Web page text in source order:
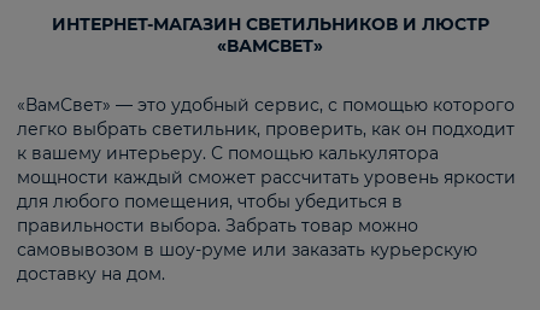
ИНТЕРНЕТ-МАГАЗИН СВЕТИЛЬНИКОВ И ЛЮСТР
«ВАМСВЕТ»
«ВамСвет» — это удобный сервис, с помощью которого
легко выбрать светильник, проверить, как он подходит
к вашему интерьеру. С помощью калькулятора
мощности каждый сможет рассчитать уровень яркости
для любого помещения, чтобы убедиться в
правильности выбора. Забрать товар можно
самовывозом в шоу-руме или заказать курьерскую
доставку на дом.